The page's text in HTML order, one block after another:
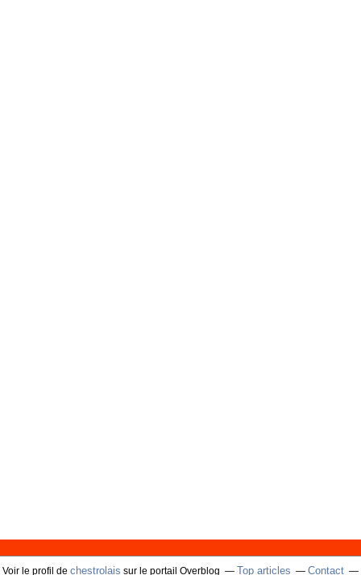
Voir le profil de chestrolais sur le portail Overblog Top articles Contact